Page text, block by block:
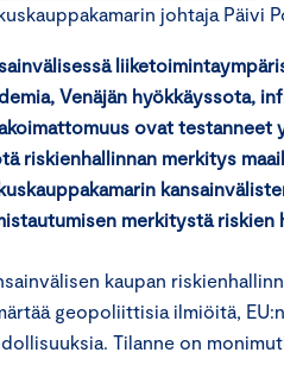
johtaja Päivi
Venäjän hyökkäyssota,
ovat
riskienhallinnan merkitys
merkitystä riskien
kaupan
geopoliittisia ilmiöitä,
Tilanne on